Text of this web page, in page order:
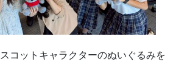
コットキャラクターのぬいぐるみを